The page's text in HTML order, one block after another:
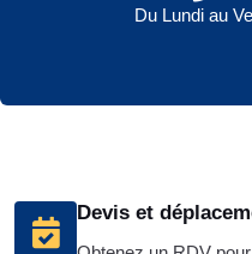
Devis et
Du Lundi au